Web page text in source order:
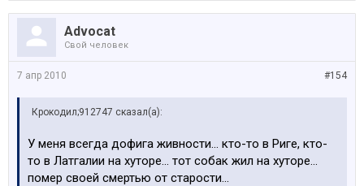
Advocat
Свой человек
#154
7 апр 2010
Крокодил;912747 сказал(а):
У меня всегда дофига живности... кто-то в Риге, кто-
то в Латгалии на хуторе... тот собак жил на хуторе...
помер своей смертью от старости...